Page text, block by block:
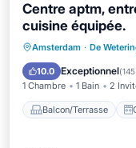
Centre aptm,
cuisine équipée.
Amsterdam · De
10.0 Exceptionnel(
1 Chambre 1 Bain 2
Balcon/Terrasse
Balcon/